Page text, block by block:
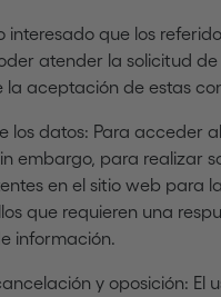
interesado que los
atender la solicitud
aceptación de estas
datos: Para acceder
embargo, para realizar
en el sitio web para
que requieren una
información.
y oposición: El